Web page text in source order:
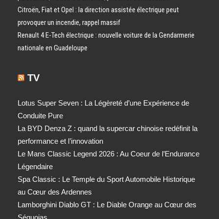
Citroën, Fiat et Opel : la direction assistée électrique peut
provoquer un incendie, rappel massif
Renault 4 E-Tech électrique : nouvelle voiture de la Gendarmerie
nationale en Guadeloupe
TV
Lotus Super Seven : La Légèreté d’une Expérience de
Conduite Pure
La BYD Denza Z : quand la supercar chinoise redéfinit la
performance et l’innovation
Le Mans Classic Legend 2026 : Au Coeur de l’Endurance
Légendaire
Spa Classic : Le Temple du Sport Automobile Historique
au Cœur des Ardennes
Lamborghini Diablo GT : Le Diable Orange au Cœur des
Séquoias